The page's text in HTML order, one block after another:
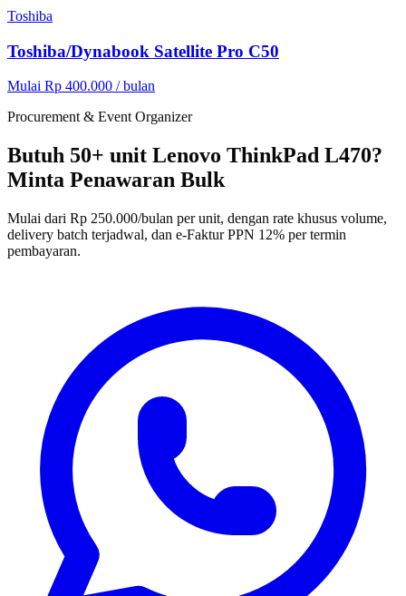
Toshiba
Toshiba/Dynabook Satellite Pro C50
Mulai Rp 400.000 / bulan
Procurement & Event Organizer
Butuh 50+ unit Lenovo ThinkPad L470?
Minta Penawaran Bulk
Mulai dari Rp 250.000/bulan per unit, dengan rate khusus volume,
delivery batch terjadwal, dan e-Faktur PPN 12% per termin
pembayaran.